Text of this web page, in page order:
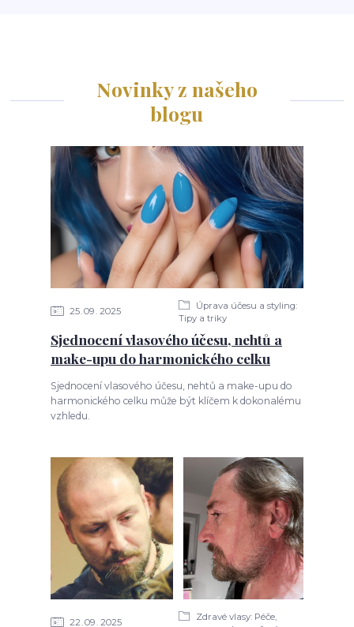
Novinky z našeho
blogu
25 09 2025
Úprava účesu a styling:
Tipy a triky
Sjednocení vlasového účesu, nehtů a
make-upu do harmonického celku
Sjednocení vlasového účesu, nehtů a make-upu do
harmonického celku může být klíčem k dokonalému
vzhledu.
22 09 2025
Zdravé vlasy: Péče,